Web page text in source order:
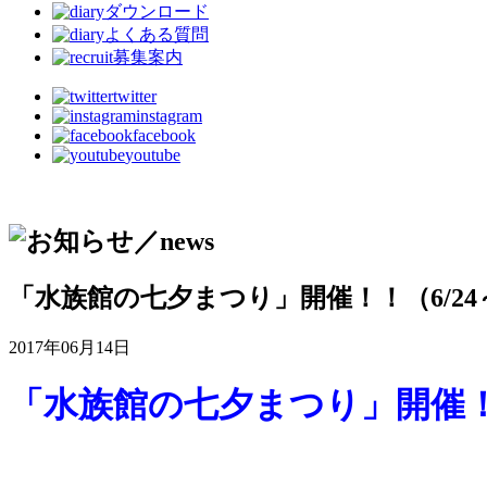
ダウンロード
よくある質問
募集案内
twitter
instagram
facebook
youtube
「水族館の七夕まつり」開催！！（6/24
2017年06月14日
「水族館の七夕まつり」開催